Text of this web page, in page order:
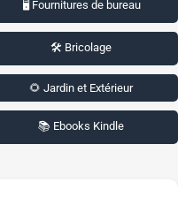
🖥️ Fournitures de bureau
🛠️ Bricolage
🌻 Jardin et Extérieur
📚 Ebooks Kindle